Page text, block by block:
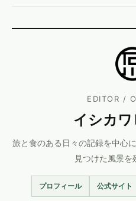
EDITOR /
イシカ
旅と食のある日々の記録を中心
見つけた風景を
プロフィール 公式サイト